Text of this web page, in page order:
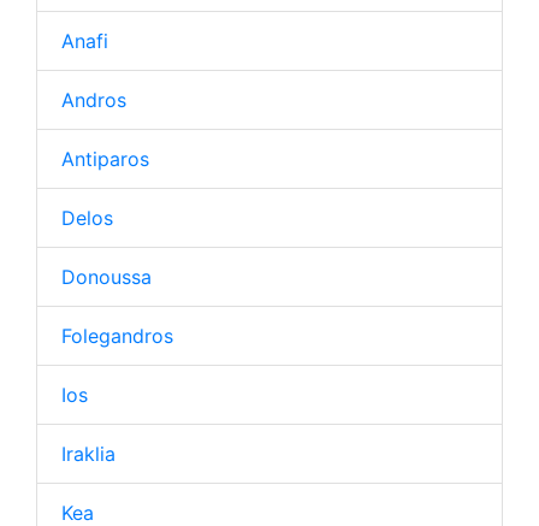
Anafi
Andros
Antiparos
Delos
Donoussa
Folegandros
Ios
Iraklia
Kea